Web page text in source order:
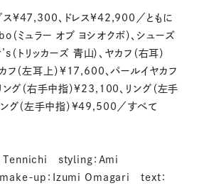
プス¥47,300、ドレス¥42,900／ともに
ュラー オブ ヨシオクボ）、シューズ
リッカーズ 青山）、ヤカフ（右耳）
フ（左耳上）¥17,600、パールイヤカフ
グ（右手中指）¥23,100、リング（左手
グ（左手中指）¥49,500／すべて
Tennichi styling：Ami
up：Izumi Omagari text：